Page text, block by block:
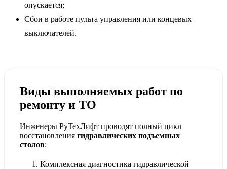
опускается;
Сбои в работе пульта управления или концевых
выключателей.
Виды выполняемых работ по
ремонту и ТО
Инженеры РуТехЛифт проводят полный цикл
восстановления гидравлических подъемных
столов:
Комплексная диагностика гидравлической